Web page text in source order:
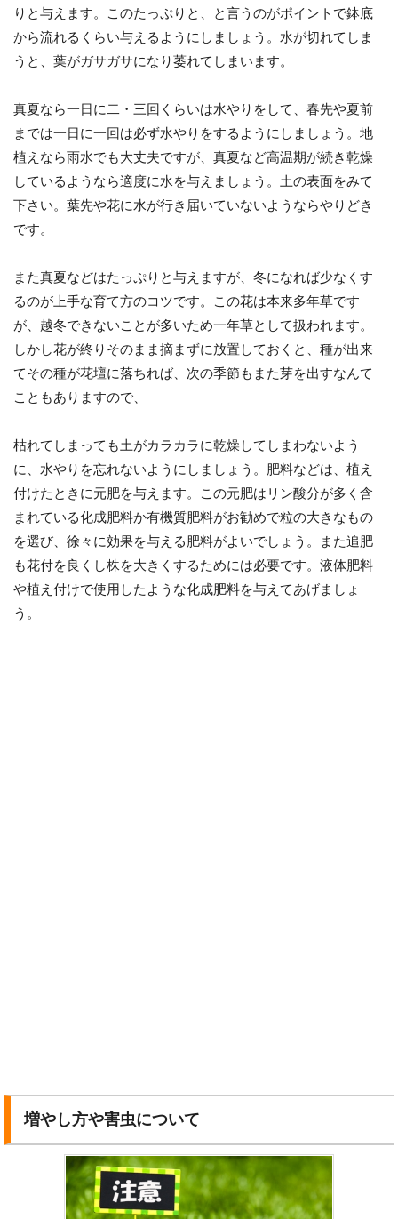
りと与えます。このたっぷりと、と言うのがポイントで鉢底
から流れるくらい与えるようにしましょう。水が切れてしま
うと、葉がガサガサになり萎れてしまいます。
真夏なら一日に二・三回くらいは水やりをして、春先や夏前
までは一日に一回は必ず水やりをするようにしましょう。地
植えなら雨水でも大丈夫ですが、真夏など高温期が続き乾燥
しているようなら適度に水を与えましょう。土の表面をみて
下さい。葉先や花に水が行き届いていないようならやりどき
です。
また真夏などはたっぷりと与えますが、冬になれば少なくす
るのが上手な育て方のコツです。この花は本来多年草です
が、越冬できないことが多いため一年草として扱われます。
しかし花が終りそのまま摘まずに放置しておくと、種が出来
てその種が花壇に落ちれば、次の季節もまた芽を出すなんて
こともありますので、
枯れてしまっても土がカラカラに乾燥してしまわないよう
に、水やりを忘れないようにしましょう。肥料などは、植え
付けたときに元肥を与えます。この元肥はリン酸分が多く含
まれている化成肥料か有機質肥料がお勧めで粒の大きなもの
を選び、徐々に効果を与える肥料がよいでしょう。また追肥
も花付を良くし株を大きくするためには必要です。液体肥料
や植え付けで使用したような化成肥料を与えてあげましょ
う。
増やし方や害虫について